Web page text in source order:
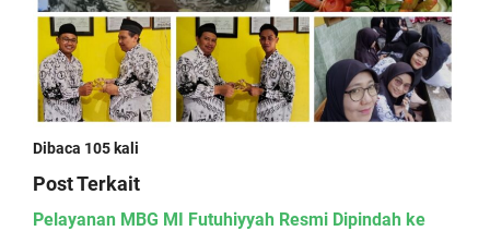
Dibaca 105 kali
Post Terkait
Pelayanan MBG MI Futuhiyyah Resmi Dipindah ke